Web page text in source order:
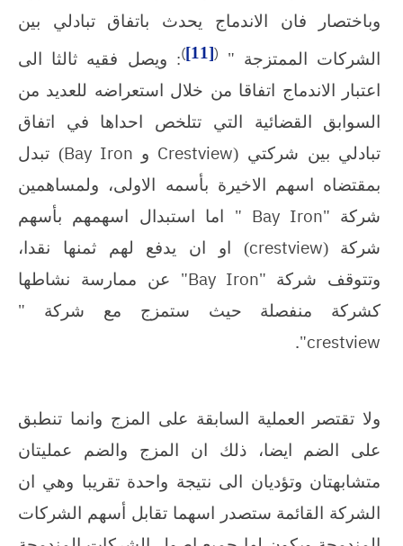
وباختصار فان الاندماج يحدث باتفاق تبادلي بين
الشركات الممتزجة " (
[11]
): ويصل فقيه ثالثا الى
اعتبار الاندماج اتفاقا من خلال استعراضه للعديد من
السوابق القضائية التي تتلخص احداها في اتفاق
تبادلي بين شركتي (Crestview و Bay Iron) تبدل
بمقتضاه اسهم الاخيرة بأسمه الاولى، ولمساهمين
شركة "Bay Iron" اما استبدال اسهمهم بأسهم
شركة (crestview) او ان يدفع لهم ثمنها نقدا،
وتتوقف شركة "Bay Iron" عن ممارسة نشاطها
كشركة منفصلة حيث ستمزج مع شركة "
crestview
"
.
ولا تقتصر العملية السابقة على المزج وانما تنطبق
على الضم ايضا، ذلك ان المزج والضم عمليتان
متشابهتان وتؤديان الى نتيجة واحدة تقريبا وهي ان
الشركة القائمة ستصدر اسهما تقابل أسهم الشركات